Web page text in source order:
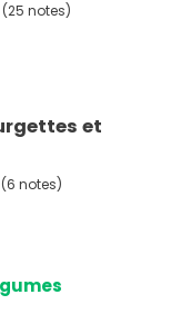
(25 notes)
et
(6 notes)